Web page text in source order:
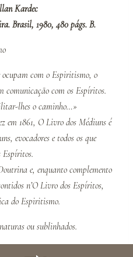
Kardec
Brasil, 1980, 480 págs. B.
com o Espiritismo, o
comunicação com os Espíritos.
lhes o caminho…»
em 1861, O Livro dos Médiuns é
evocadores e todos os que
Espíritos.
e, enquanto complemento
n’O Livro dos Espíritos,
do Espiritismo.
ou sublinhados.